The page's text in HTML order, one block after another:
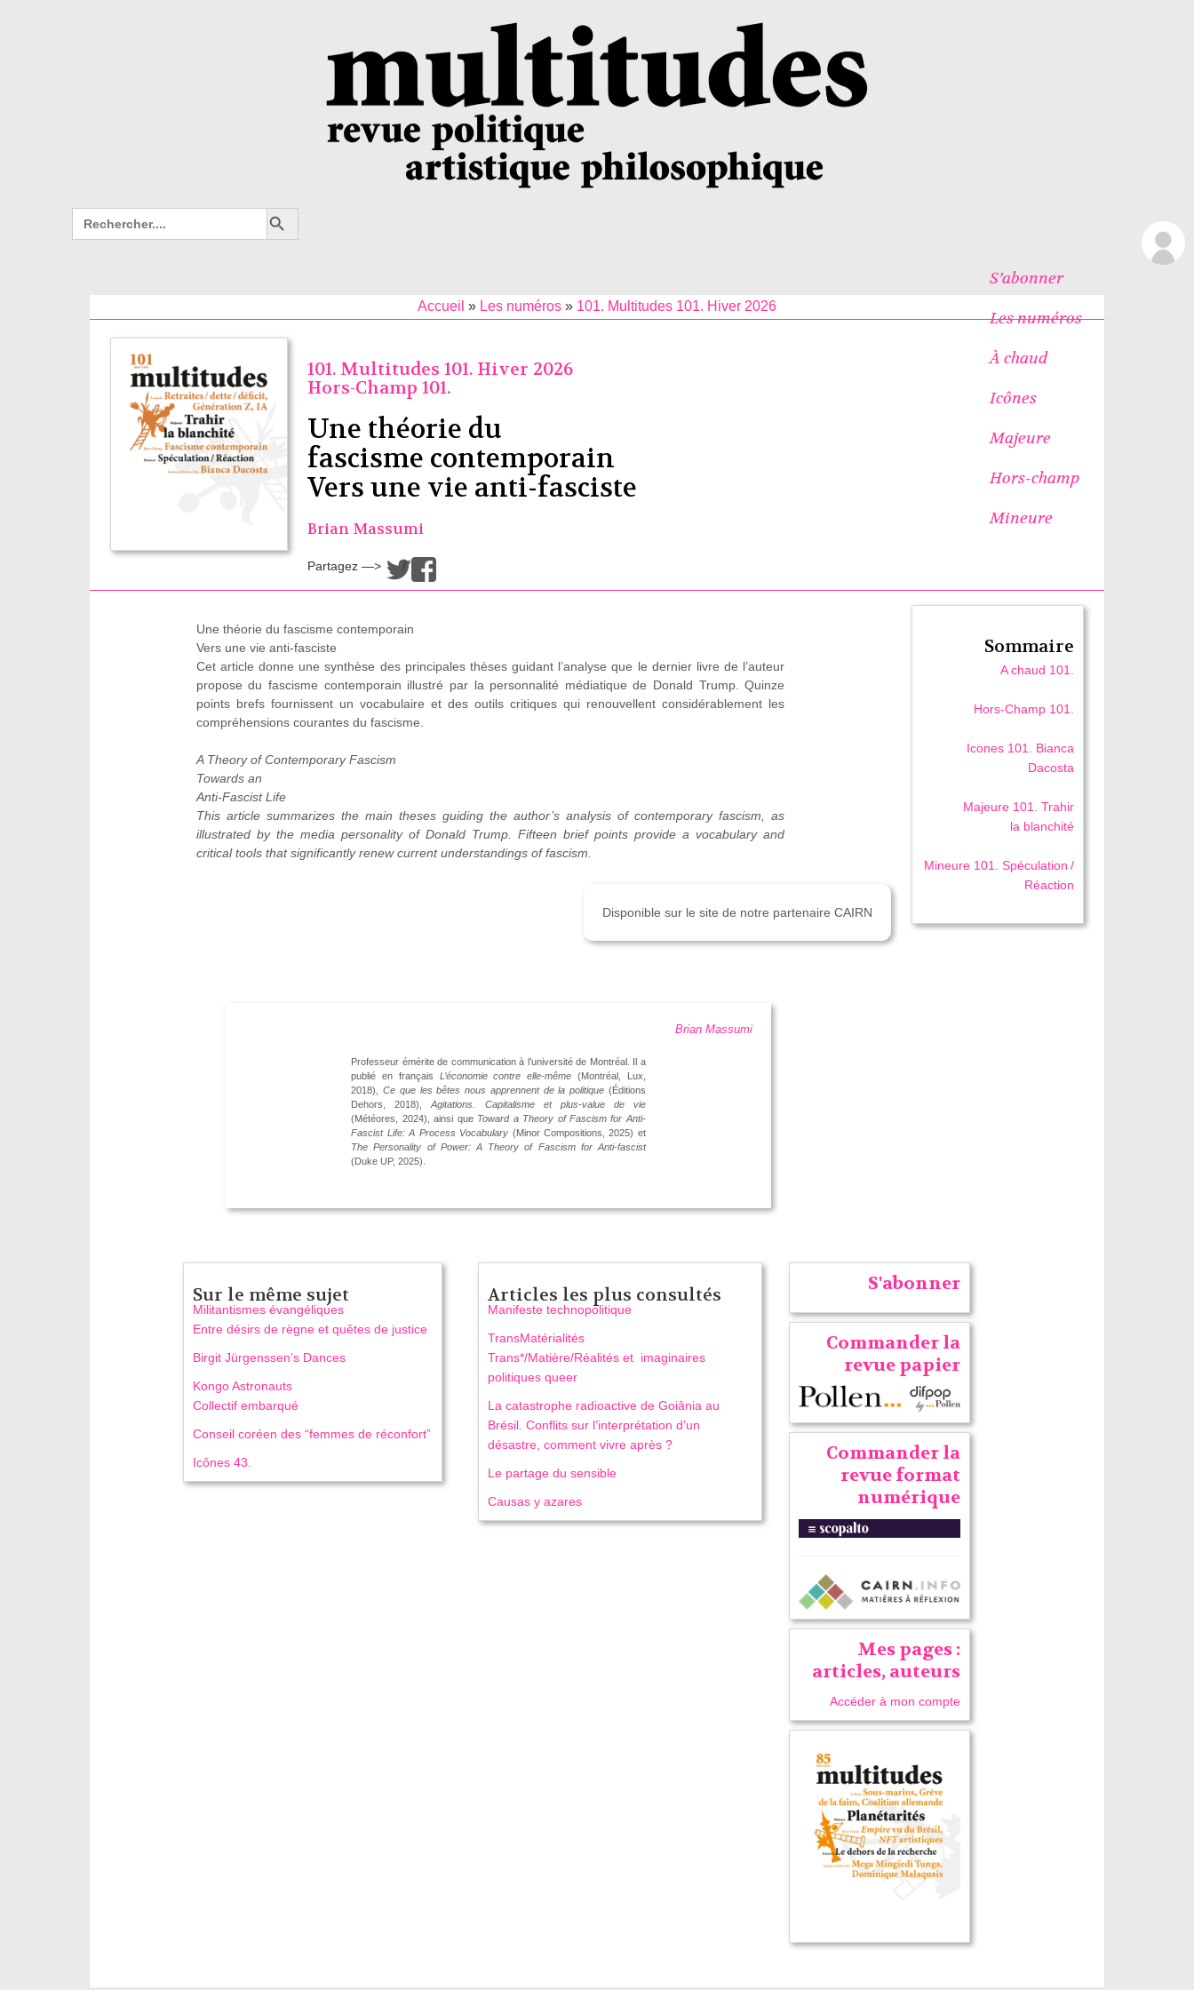
Search
for:
Search Button
S’abonner
Les numéros
À chaud
Icônes
Majeure
Hors-champ
Mineure
Accueil » Les numéros» 101. Multitudes 101. Hiver 2026
101. Multitudes 101. Hiver 2026
Hors-Champ 101.
Une théorie du
fascisme contemporain
Vers une vie anti-fasciste
Brian Massumi
Partagez —> /
Une théorie du fascisme contemporain
Vers une vie anti-fasciste
Cet article donne une synthèse des principales thèses guidant l’analyse que le dernier livre de l’auteur
propose du fascisme contemporain illustré par la personnalité médiatique de Donald Trump. Quinze
points brefs fournissent un vocabulaire et des outils critiques qui renouvellent considérablement les
compréhensions courantes du fascisme.
A Theory of Contemporary Fascism
Towards an
Anti-Fascist Life
This article summarizes the main theses guiding the author’s analysis of contemporary fascism, as
illustrated by the media personality of Donald Trump. Fifteen brief points provide a vocabulary and
critical tools that significantly renew current understandings of fascism.
Disponible sur le site de notre partenaire CAIRN
Brian Massumi
Professeur émérite de communication à l’université de Montréal. Il a
publié en français L’économie contre elle-même (Montréal, Lux,
2018), Ce que les bêtes nous apprennent de la politique (Éditions
Dehors, 2018),Agitations. Capitalisme et plus-value de vie
(Météores, 2024), ainsi que Toward a Theory of Fascism for Anti-
Fascist Life: A Process Vocabulary (Minor Compositions, 2025) et
The Personality of Power: A Theory of Fascism for Anti-fascist
(Duke UP, 2025).
Sommaire
A chaud 101.
Hors-Champ 101.
Icones 101. Bianca
Dacosta
Majeure 101. Trahir
la blanchité
Mineure 101. Spéculation /
Réaction
Sur le même sujet
Militantismes évangéliques
Entre désirs de règne et quêtes de justice
Birgit Jürgenssen’s Dances
Kongo Astronauts
Collectif embarqué
Conseil coréen des “femmes de réconfort”
Icônes 43.
Articles les plus consultés
Manifeste technopolitique
TransMatérialités
Trans*/Matière/Réalités et imaginaires
politiques queer
La catastrophe radioactive de Goiânia au
Brésil. Conflits sur l’interprétation d’un
désastre, comment vivre après ?
Le partage du sensible
Causas y azares
S'abonner
Commander la
revue papier
Commander la
revue format
numérique
Mes pages :
articles, auteurs
Accéder à mon compte